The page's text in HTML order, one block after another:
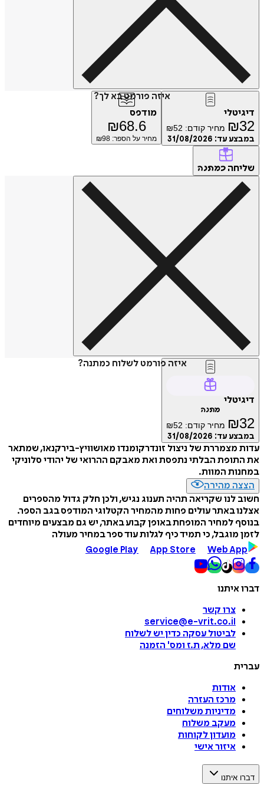
איזה פורמט בא לך?
דיגיטלי
₪32 מחיר קודם: ₪52
במבצע עד: 31/08/2026
מודפס
₪68.6
מחיר על הספר: ₪ 98
שליחה כמתנה
איזה פורמט לשלוח כמתנה?
דיגיטלי
מתנה
₪32 מחיר קודם: ₪52
במבצע עד: 31/08/2026
עדות מצמררת של ניצול זונדרקומנדו מאושוויץ-בירקנאו, שמתאר
את התופת הבלתי נתפסת ואת מאבקם ההרואי של יהודי סלוניקי
במחנות המוות.
הצצה מהירה
חשוב לנו שקריאה תהיה תענוג נגיש, ולכן חלק גדול מהספרים
אצלנו באתר עולים פחות מהמחיר הקטלוגי המודפס בגב הספר.
בנוסף למחיר המופחת באופן קבוע באתר, יש גם מבצעים מיוחדים
לזמן מוגבל, כי תמיד כיף לגלות עוד ספר במחיר מעולה
Google Play
App Store Web App
דברו איתנו
צרו קשר
service@e-vrit.co.il
לביטול עסקה כדין יש לשלוח
שם מלא, ת.ז ומס' הזמנה
עברית
אודות
מרכז העזרה
מדיניות משלוחים
מעקב משלוח
מועדון לקוחות
איזור אישי
דברו איתנו